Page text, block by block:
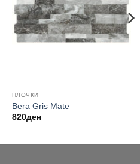
ПЛОЧКИ
Bera Gris Mate
820ден